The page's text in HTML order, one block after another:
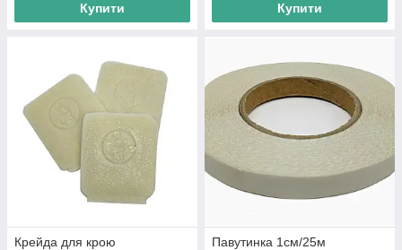
Купити Купити
Крейда для крою
Павутинка 1см/25м